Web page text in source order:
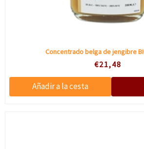
Concentrado belga de jengibre
€21,48